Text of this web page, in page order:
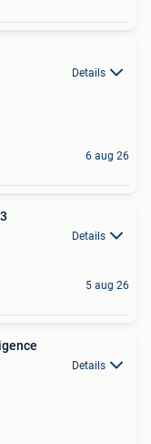
Details
6 aug 26
Details
5 aug 26
Details